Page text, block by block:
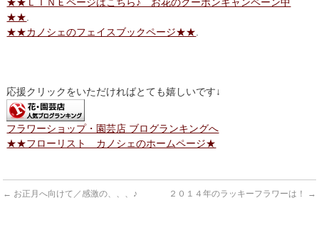
★★
★★カノシェのフェイスブックページ★★
応援クリックをいただければとても嬉しいです↓
フラワーショップ・園芸店 ブログランキングへ
★★フローリスト カノシェのホームページ★
← お正月へ向けて／感激の、、、♪ ２０１４年のラッキーフラワーは！ →